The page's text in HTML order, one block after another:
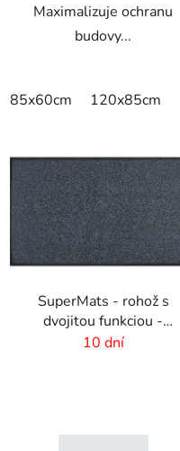
Maximalizuje ochranu
budovy...
85x60cm 120x85cm
SuperMats - rohož s
dvojitou funkciou -
zoškrabanie a utretie
10 dní